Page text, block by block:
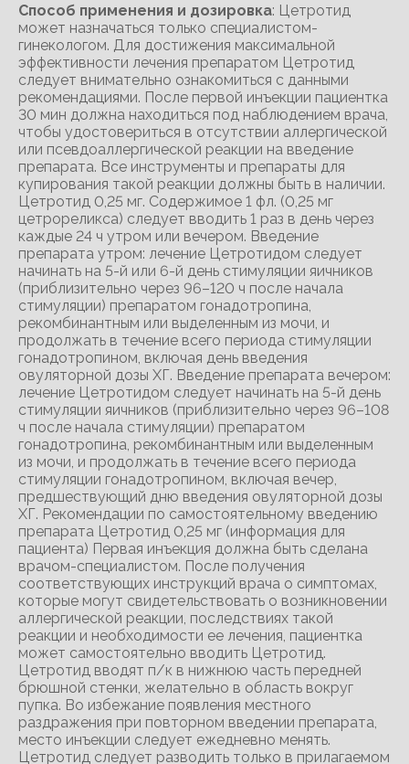
Способ применения и дозировка: Цетротид
может назначаться только специалистом-
гинекологом. Для достижения максимальной
эффективности лечения препаратом Цетротид
следует внимательно ознакомиться с данными
рекомендациями. После первой инъекции пациентка
30 мин должна находиться под наблюдением врача,
чтобы удостовериться в отсутствии аллергической
или псевдоаллергической реакции на введение
препарата. Все инструменты и препараты для
купирования такой реакции должны быть в наличии.
Цетротид 0,25 мг. Содержимое 1 фл. (0,25 мг
цетрореликса) следует вводить 1 раз в день через
каждые 24 ч утром или вечером. Введение
препарата утром: лечение Цетротидом следует
начинать на 5-й или 6-й день стимуляции яичников
(приблизительно через 96–120 ч после начала
стимуляции) препаратом гонадотропина,
рекомбинантным или выделенным из мочи, и
продолжать в течение всего периода стимуляции
гонадотропином, включая день введения
овуляторной дозы ХГ. Введение препарата вечером:
лечение Цетротидом следует начинать на 5-й день
стимуляции яичников (приблизительно через 96–108
ч после начала стимуляции) препаратом
гонадотропина, рекомбинантным или выделенным
из мочи, и продолжать в течение всего периода
стимуляции гонадотропином, включая вечер,
предшествующий дню введения овуляторной дозы
ХГ. Рекомендации по самостоятельному введению
препарата Цетротид 0,25 мг (информация для
пациента) Первая инъекция должна быть сделана
врачом-специалистом. После получения
соответствующих инструкций врача о симптомах,
которые могут свидетельствовать о возникновении
аллергической реакции, последствиях такой
реакции и необходимости ее лечения, пациентка
может самостоятельно вводить Цетротид.
Цетротид вводят п/к в нижнюю часть передней
брюшной стенки, желательно в область вокруг
пупка. Во избежание появления местного
раздражения при повторном введении препарата,
место инъекции следует ежедневно менять.
Цетротид следует разводить только в прилагаемом